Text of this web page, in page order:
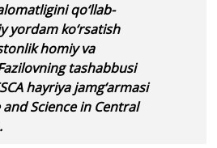
qo‘llab-
yordam ko‘rsatish
homiy va
tashabbusi
hayriya jamg‘armasi
Science in Central